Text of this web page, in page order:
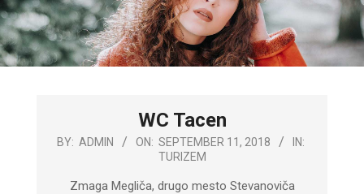
WC Tacen
2018-
BY: ADMIN ON: SEPTEMBER 11, 2018
IN:
TURIZEM
Zmaga Megliča, drugo mesto Stevanoviča